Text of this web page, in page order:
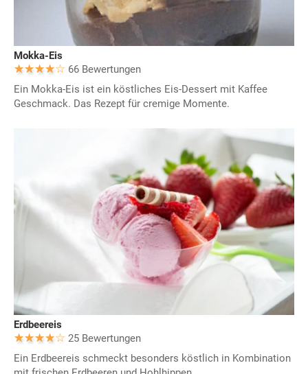
Mokka-Eis
66 Bewertungen
Ein Mokka-Eis ist ein köstliches Eis-Dessert mit Kaffee
Geschmack. Das Rezept für cremige Momente.
Erdbeereis
25 Bewertungen
Ein Erdbeereis schmeckt besonders köstlich in Kombination